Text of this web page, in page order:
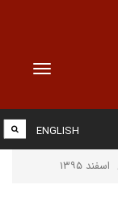
Toggle
ENGLISH
اسفند ۱۳۹۵